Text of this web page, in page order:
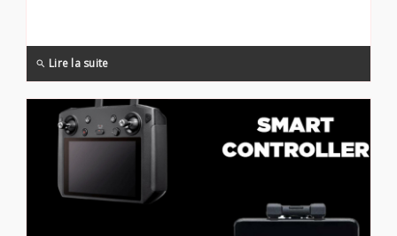
search Lire la suite